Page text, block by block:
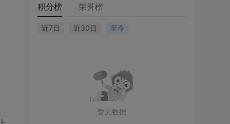
积分榜 荣誉榜
近7日 近30日 至今
暂无数据